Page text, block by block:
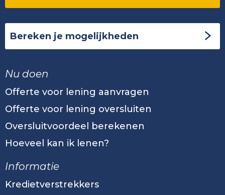
Bereken je mogelijkheden
Nu doen
Offerte voor lening aanvragen
Offerte voor lening oversluiten
Oversluitvoordeel berekenen
Hoeveel kan ik lenen?
Informatie
Kredietverstrekkers